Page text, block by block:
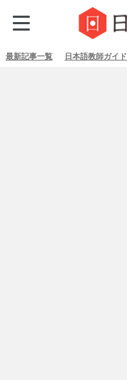
最新記事一覧 日本語教師ガイド